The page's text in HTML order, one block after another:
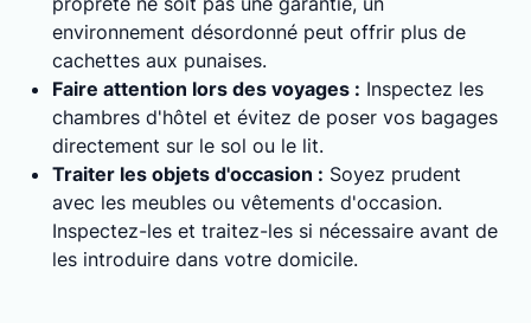
environnement désordonné peut offrir plus de
cachettes aux punaises.
Faire attention lors des voyages : Inspectez les
chambres d'hôtel et évitez de poser vos bagages
directement sur le sol ou le lit.
Traiter les objets d'occasion : Soyez prudent
avec les meubles ou vêtements d'occasion.
Inspectez-les et traitez-les si nécessaire avant de
les introduire dans votre domicile.